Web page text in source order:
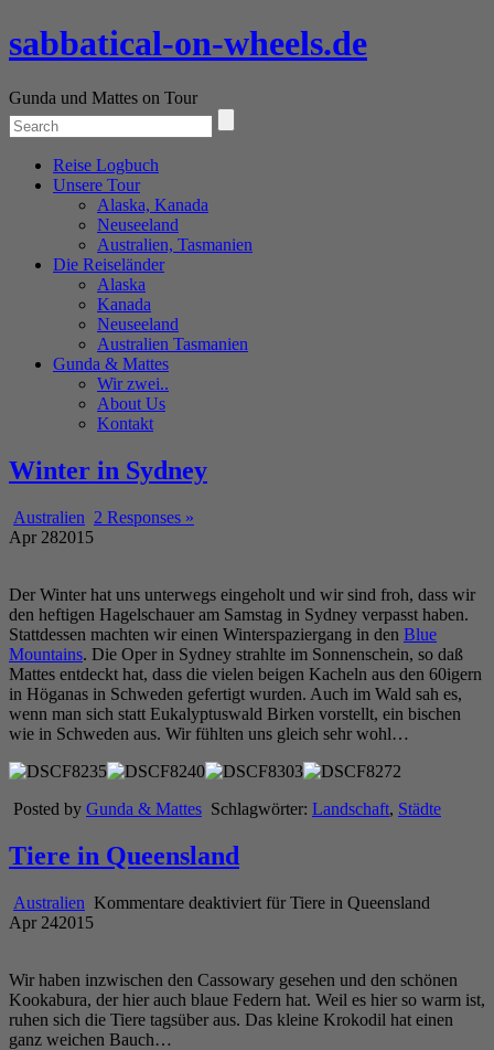
sabbatical-on-wheels.de
Gunda und Mattes on Tour
Reise Logbuch
Unsere Tour
Alaska, Kanada
Neuseeland
Australien, Tasmanien
Die Reiseländer
Alaska
Kanada
Neuseeland
Australien Tasmanien
Gunda & Mattes
Wir zwei..
About Us
Kontakt
Winter in Sydney
Australien 2 Responses »
Apr 282015
Der Winter hat uns unterwegs eingeholt und wir sind froh, dass wir
den heftigen Hagelschauer am Samstag in Sydney verpasst haben.
Stattdessen machten wir einen Winterspaziergang in den Blue
Mountains. Die Oper in Sydney strahlte im Sonnenschein, so daß
Mattes entdeckt hat, dass die vielen beigen Kacheln aus den 60igern
in Höganas in Schweden gefertigt wurden. Auch im Wald sah es,
wenn man sich statt Eukalyptuswald Birken vorstellt, ein bischen
wie in Schweden aus. Wir fühlten uns gleich sehr wohl…
Posted by Gunda & Mattes Schlagwörter: Landschaft, Städte
Tiere in Queensland
Australien Kommentare deaktiviert für Tiere in Queensland
Apr 242015
Wir haben inzwischen den Cassowary gesehen und den schönen
Kookabura, der hier auch blaue Federn hat. Weil es hier so warm ist,
ruhen sich die Tiere tagsüber aus. Das kleine Krokodil hat einen
ganz weichen Bauch…